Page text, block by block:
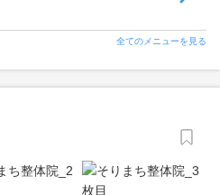
全てのメニューを見る